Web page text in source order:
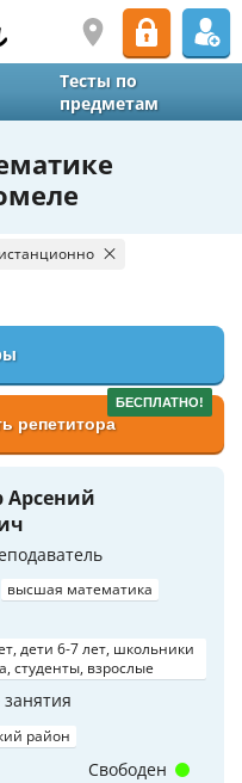
Тесты по
предметам
БЕСПЛАТНО!
репетитора
Арсений
высшая математика
дети 6-7 лет, школьники
студенты, взрослые
район
Свободен